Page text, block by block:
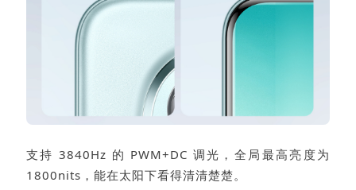
支持 3840Hz 的 PWM+DC 调光，全局最高亮度为
1800nits，能在太阳下看得清清楚楚。